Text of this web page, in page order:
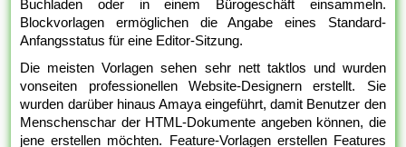
Buchladen oder in einem Bürogeschäft einsammeln.
Blockvorlagen ermöglichen die Angabe eines Standard-
Anfangsstatus für eine Editor-Sitzung.
Die meisten Vorlagen sehen sehr nett taktlos und wurden
vonseiten professionellen Website-Designern erstellt. Sie
wurden darüber hinaus Amaya eingeführt, damit Benutzer den
Menschenschar der HTML-Dokumente angeben können, die
jene erstellen möchten. Feature-Vorlagen erstellen Features